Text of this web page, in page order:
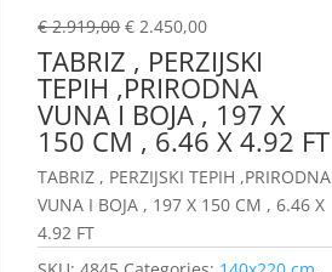
€2.919,00 € 2.450,00
TABRIZ , PERZIJSKI
TEPIH ,PRIRODNA
VUNA I BOJA , 197 X
150 CM , 6.46 X 4.92 FT
TABRIZ , PERZIJSKI TEPIH ,PRIRODNA
VUNA I BOJA , 197 X 150 CM , 6.46 X
4.92 FT